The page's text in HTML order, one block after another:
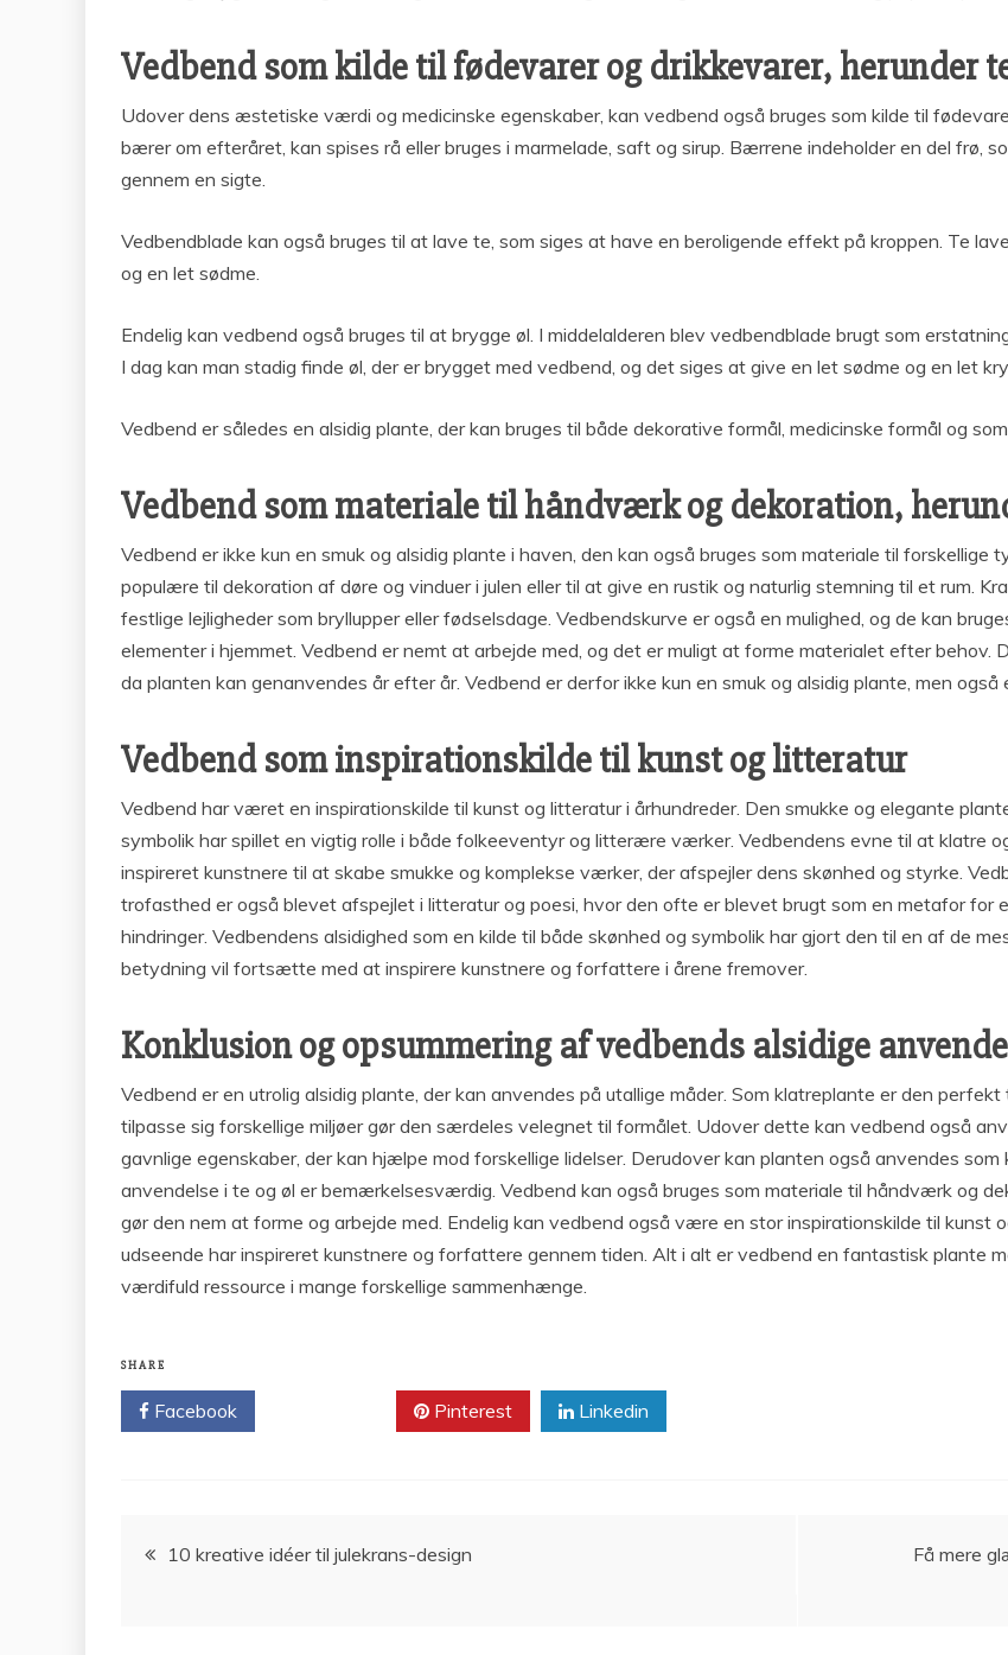
Vedbend som kilde til fødevarer og drikkevarer, herunder
Udover dens æstetiske værdi og medicinske egenskaber, kan vedbend også bruges som kilde til
bærer om efteråret, kan spises rå eller bruges i marmelade, saft og sirup. Bærrene indeholder en del frø,
gennem en sigte.
Vedbendblade kan også bruges til at lave te, som siges at have en beroligende effekt på kroppen. Te
og en let sødme.
Endelig kan vedbend også bruges til at brygge øl. I middelalderen blev vedbendblade brugt som
I dag kan man stadig finde øl, der er brygget med vedbend, og det siges at give en let sødme og en let
Vedbend er således en alsidig plante, der kan bruges til både dekorative formål, medicinske formål og
Vedbend som materiale til håndværk og dekoration,
Vedbend er ikke kun en smuk og alsidig plante i haven, den kan også bruges som materiale til
populære til dekoration af døre og vinduer i julen eller til at give en rustik og naturlig stemning til et rum.
festlige lejligheder som bryllupper eller fødselsdage. Vedbendskurve er også en mulighed, og de kan
elementer i hjemmet. Vedbend er nemt at arbejde med, og det er muligt at forme materialet efter behov.
da planten kan genanvendes år efter år. Vedbend er derfor ikke kun en smuk og alsidig plante, men
Vedbend som inspirationskilde til kunst og litteratur
Vedbend har været en inspirationskilde til kunst og litteratur i århundreder. Den smukke og elegante
symbolik har spillet en vigtig rolle i både folkeeventyr og litterære værker. Vedbendens evne til at klatre
inspireret kunstnere til at skabe smukke og komplekse værker, der afspejler dens skønhed og styrke.
trofasthed er også blevet afspejlet i litteratur og poesi, hvor den ofte er blevet brugt som en metafor for
hindringer. Vedbendens alsidighed som en kilde til både skønhed og symbolik har gjort den til en af ​​de
betydning vil fortsætte med at inspirere kunstnere og forfattere i årene fremover.
Konklusion og opsummering af vedbends alsidige
Vedbend er en utrolig alsidig plante, der kan anvendes på utallige måder. Som klatreplante er den
tilpasse sig forskellige miljøer gør den særdeles velegnet til formålet. Udover dette kan vedbend også
gavnlige egenskaber, der kan hjælpe mod forskellige lidelser. Derudover kan planten også anvendes
anvendelse i te og øl er bemærkelsesværdig. Vedbend kan også bruges som materiale til håndværk og
gør den nem at forme og arbejde med. Endelig kan vedbend også være en stor inspirationskilde til kunst
udseende har inspireret kunstnere og forfattere gennem tiden. Alt i alt er vedbend en fantastisk plante
værdifuld ressource i mange forskellige sammenhænge.
SHARE
Facebook Pinterest Linkedin
Indlægsnavigation
10 kreative idéer til julekrans-design
Få mere